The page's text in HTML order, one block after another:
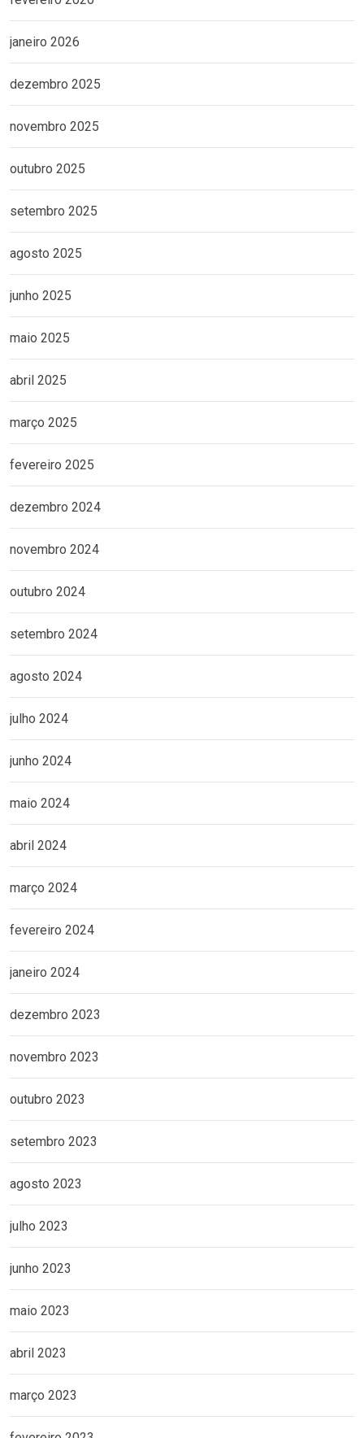
janeiro 2026
dezembro 2025
novembro 2025
outubro 2025
setembro 2025
agosto 2025
junho 2025
maio 2025
abril 2025
março 2025
fevereiro 2025
dezembro 2024
novembro 2024
outubro 2024
setembro 2024
agosto 2024
julho 2024
junho 2024
maio 2024
abril 2024
março 2024
fevereiro 2024
janeiro 2024
dezembro 2023
novembro 2023
outubro 2023
setembro 2023
agosto 2023
julho 2023
junho 2023
maio 2023
abril 2023
março 2023